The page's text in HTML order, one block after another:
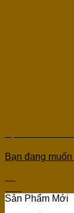
Bạn đang
Sản Phẩm Mới